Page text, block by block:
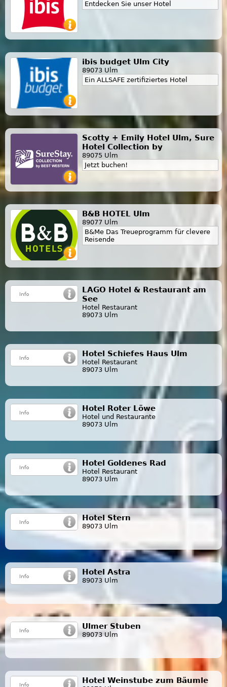
Entdecken Sie unser Hotel
ibis budget Ulm City
89073 Ulm
Ein ALLSAFE zertifiziertes Hotel
Scotty + Emily Hotel Ulm, Sure
Hotel Collection by
89075 Ulm
Jetzt buchen!
B&B HOTEL Ulm
89077 Ulm
B&Me Das Treueprogramm für clevere
Reisende
LAGO Hotel & Restaurant am
See
Hotel Restaurant
89073 Ulm
Hotel Schiefes Haus Ulm
Hotel Restaurant
89073 Ulm
Hotel Roter Löwe
Hotel und Restaurante
89073 Ulm
Hotel Goldenes Rad
Hotel Restaurant
89073 Ulm
Hotel Stern
89073 Ulm
Hotel Astra
89073 Ulm
Ulmer Stuben
89073 Ulm
Hotel Weinstube zum Bäumle